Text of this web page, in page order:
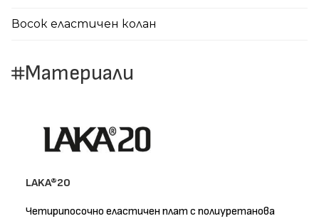
Восок еластичен колан
Материали
LAKA®20
Четирипосочно еластичен плат с полиуретанова